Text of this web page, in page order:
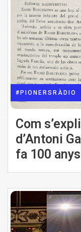
#PIONERSRÀDIO
Com
d’Antoni
fa 100